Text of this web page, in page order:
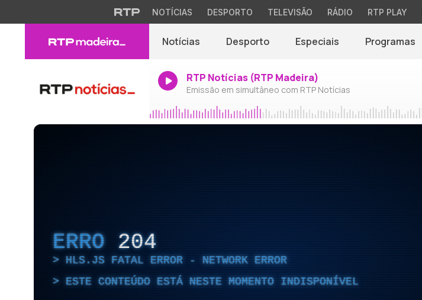
NOTÍCIAS DESPORTO TELEVISÃO RÁDIO RTP PLAY
Notícias Desporto Especiais Programas
RTP Notícias (RTP Madeira)
Emissão em simultâneo com RTP Notícias
ERRO 204
HLS.JS FATAL ERROR - NETWORK ERROR
ESTE CONTEÚDO ESTÁ NESTE MOMENTO INDISPONÍVEL